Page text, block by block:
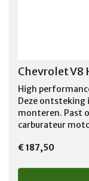
Chevrolet
High
Deze ontsteking
monteren. Past
carburateur
€ 187,50